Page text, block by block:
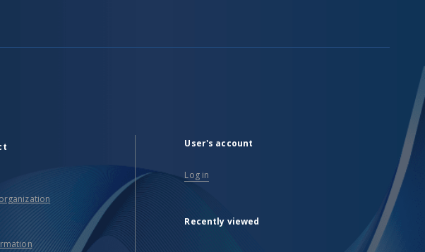
User's account
Log in
Recently viewed